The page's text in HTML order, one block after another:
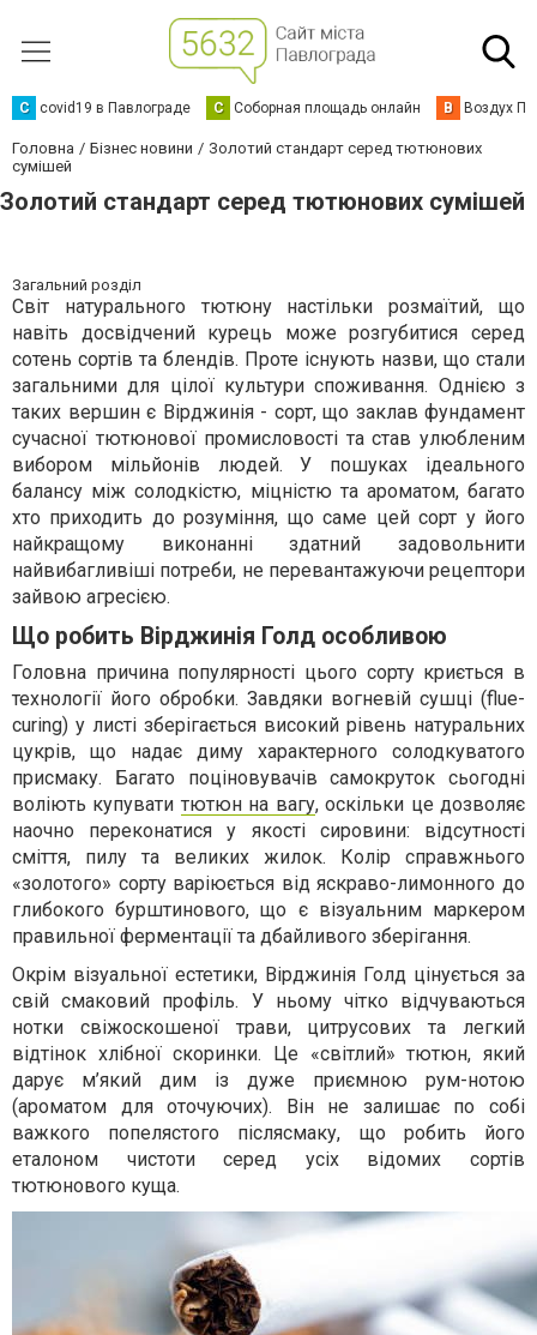
C covid19 в Павлограде С Соборная площадь онлайн В Воздух
Головна Бізнес новини
Золотий стандарт серед тютюнових
сумішей
Золотий стандарт серед тютюнових сумішей
Загальний розділ
Світ натурального тютюну настільки розмаїтий, що
навіть досвідчений курець може розгубитися серед
сотень сортів та блендів. Проте існують назви, що стали
загальними для цілої культури споживання. Однією з
таких вершин є Вірджинія - сорт, що заклав фундамент
сучасної тютюнової промисловості та став улюбленим
вибором мільйонів людей. У пошуках ідеального
балансу між солодкістю, міцністю та ароматом, багато
хто приходить до розуміння, що саме цей сорт у його
найкращому виконанні здатний задовольнити
найвибагливіші потреби, не перевантажуючи рецептори
зайвою агресією.
Що робить Вірджинія Голд особливою
Головна причина популярності цього сорту криється в
технології його обробки. Завдяки вогневій сушці (flue-
curing) у листі зберігається високий рівень натуральних
цукрів, що надає диму характерного солодкуватого
присмаку. Багато поціновувачів самокруток сьогодні
воліють купувати тютюн на вагу, оскільки це дозволяє
наочно переконатися у якості сировини: відсутності
сміття, пилу та великих жилок. Колір справжнього
«золотого» сорту варіюється від яскраво-лимонного до
глибокого бурштинового, що є візуальним маркером
правильної ферментації та дбайливого зберігання.
Окрім візуальної естетики, Вірджинія Голд цінується за
свій смаковий профіль. У ньому чітко відчуваються
нотки свіжоскошеної трави, цитрусових та легкий
відтінок хлібної скоринки. Це «світлий» тютюн, який
дарує м’який дим із дуже приємною рум-нотою
(ароматом для оточуючих). Він не залишає по собі
важкого попелястого післясмаку, що робить його
еталоном чистоти серед усіх відомих сортів
тютюнового куща.